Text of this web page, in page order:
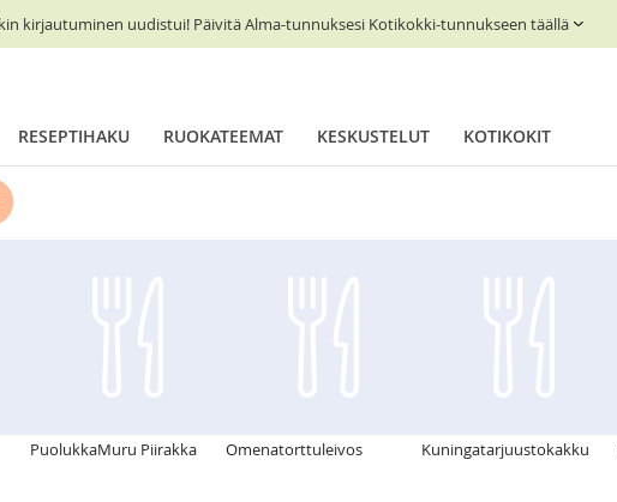
kirjautuminen uudistui! Päivitä Alma-tunnuksesi Kotikokki-tunnukseen täällä
RESEPTIHAKU RUOKATEEMAT KESKUSTELUT KOTIKOKIT
PuolukkaMuru Piirakka Omenatorttuleivos Kuningatarjuustokakku